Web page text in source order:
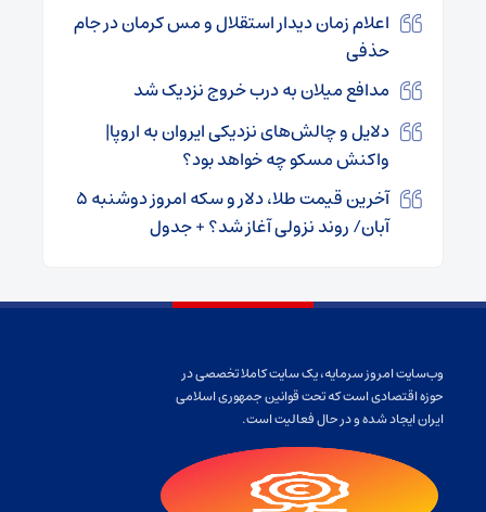
اعلام زمان دیدار استقلال و مس کرمان در جام
حذفی
مدافع میلان به درب خروج نزدیک شد
دلایل و چالش‌های نزدیکی ایروان به اروپا|
واکنش مسکو چه خواهد بود؟
آخرین قیمت طلا، دلار و سکه امروز دوشنبه ۵
آبان/ روند نزولی آغاز شد؟ + جدول
وب‌سایت امروز سرمایه، یک سایت کاملا تخصصی در
حوزه اقتصادی است که تحت قوانین جمهوری اسلامی
ایران ایجاد شده و در حال فعالیت است.